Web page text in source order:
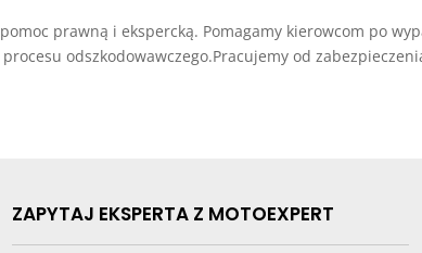
pomoc prawną i ekspercką. Pomagamy kierowcom po
odszkodowawczego.Pracujemy od
ZAPYTAJ EKSPERTA Z MOTOEXPERT